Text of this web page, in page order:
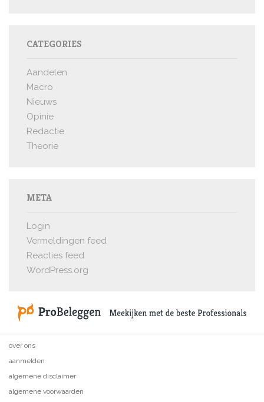
CATEGORIES
Aandelen
Macro
Nieuws
Opinie
Redactie
Theorie
META
Login
Vermeldingen feed
Reacties feed
WordPress.org
over ons
aanmelden
algemene disclaimer
algemene voorwaarden